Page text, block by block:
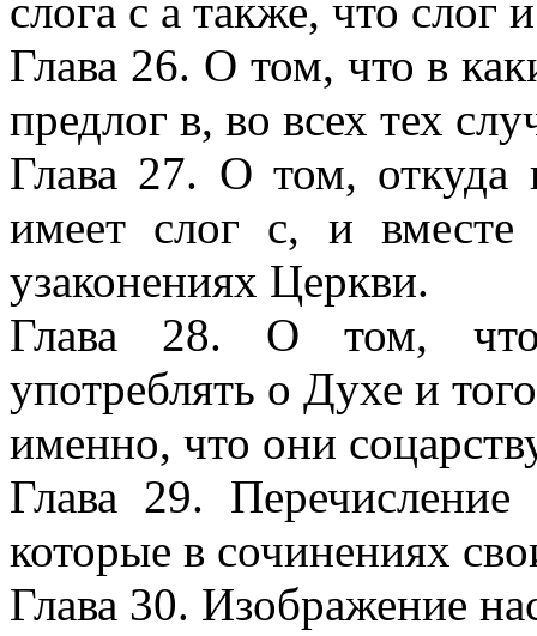
слога с а также, что слог
Глава 26. О том, что в
предлог в, во всех тех
Глава 27. О том, откуда
имеет слог с, и
узаконениях Церкви.
Глава 28. О том, что
употреблять о Духе и
именно, что они
Глава 29.
которые в сочинениях
Глава 30. Изображение